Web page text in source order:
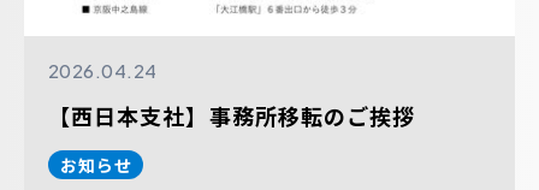
2026.04.24
【西日本支社】事務所移転のご挨拶
お知らせ